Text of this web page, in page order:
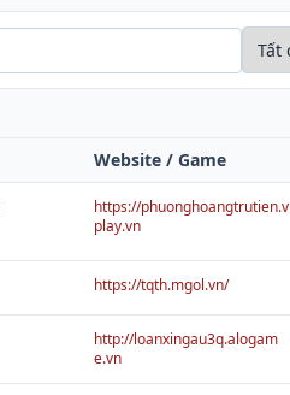
Website / Game
https://phuonghoangtrutien.v
play.vn
https://tqth.mgol.vn/
http://loanxingau3q.alogam
e.vn